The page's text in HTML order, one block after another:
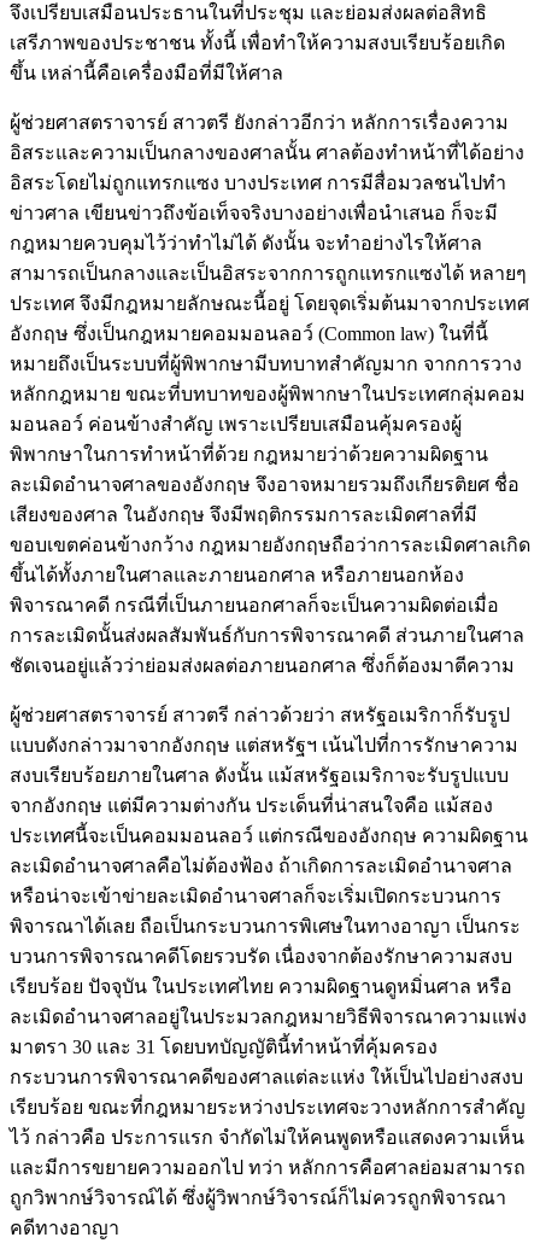
จึงเปรียบเสมือนประธานในที่ประชุม และย่อมส่งผลต่อสิทธิ
เสรีภาพของประชาชน ทั้งนี้ เพื่อทำให้ความสงบเรียบร้อยเกิด
ขึ้น เหล่านี้คือเครื่องมือที่มีให้ศาล
ผู้ช่วยศาสตราจารย์ สาวตรี ยังกล่าวอีกว่า หลักการเรื่องความ
อิสระและความเป็นกลางของศาลนั้น ศาลต้องทำหน้าที่ได้อย่าง
อิสระโดยไม่ถูกแทรกแซง บางประเทศ การมีสื่อมวลชนไปทำ
ข่าวศาล เขียนข่าวถึงข้อเท็จจริงบางอย่างเพื่อนำเสนอ ก็จะมี
กฎหมายควบคุมไว้ว่าทำไม่ได้ ดังนั้น จะทำอย่างไรให้ศาล
สามารถเป็นกลางและเป็นอิสระจากการถูกแทรกแซงได้ หลายๆ
ประเทศ จึงมีกฎหมายลักษณะนี้อยู่ โดยจุดเริ่มต้นมาจากประเทศ
อังกฤษ ซึ่งเป็นกฎหมายคอมมอนลอว์ (Common law) ในที่นี้
หมายถึงเป็นระบบที่ผู้พิพากษามีบทบาทสำคัญมาก จากการวาง
หลักกฎหมาย ขณะที่บทบาทของผู้พิพากษาในประเทศกลุ่มคอม
มอนลอว์ ค่อนข้างสำคัญ เพราะเปรียบเสมือนคุ้มครองผู้
พิพากษาในการทำหน้าที่ด้วย กฎหมายว่าด้วยความผิดฐาน
ละเมิดอำนาจศาลของอังกฤษ จึงอาจหมายรวมถึงเกียรติยศ ชื่อ
เสียงของศาล ในอังกฤษ จึงมีพฤติกรรมการละเมิดศาลที่มี
ขอบเขตค่อนข้างกว้าง กฎหมายอังกฤษถือว่าการละเมิดศาลเกิด
ขึ้นได้ทั้งภายในศาลและภายนอกศาล หรือภายนอกห้อง
พิจารณาคดี กรณีที่เป็นภายนอกศาลก็จะเป็นความผิดต่อเมื่อ
การละเมิดนั้นส่งผลสัมพันธ์กับการพิจารณาคดี ส่วนภายในศาล
ชัดเจนอยู่แล้วว่าย่อมส่งผลต่อภายนอกศาล ซึ่งก็ต้องมาตีความ
ผู้ช่วยศาสตราจารย์ สาวตรี กล่าวด้วยว่า สหรัฐอเมริกาก็รับรูป
แบบดังกล่าวมาจากอังกฤษ แต่สหรัฐฯ เน้นไปที่การรักษาความ
สงบเรียบร้อยภายในศาล ดังนั้น แม้สหรัฐอเมริกาจะรับรูปแบบ
จากอังกฤษ แต่มีความต่างกัน ประเด็นที่น่าสนใจคือ แม้สอง
ประเทศนี้จะเป็นคอมมอนลอว์ แต่กรณีของอังกฤษ ความผิดฐาน
ละเมิดอำนาจศาลคือไม่ต้องฟ้อง ถ้าเกิดการละเมิดอำนาจศาล
หรือน่าจะเข้าข่ายละเมิดอำนาจศาลก็จะเริ่มเปิดกระบวนการ
พิจารณาได้เลย ถือเป็นกระบวนการพิเศษในทางอาญา เป็นกระ
บวนการพิจารณาคดีโดยรวบรัด เนื่องจากต้องรักษาความสงบ
เรียบร้อย ปัจจุบัน ในประเทศไทย ความผิดฐานดูหมิ่นศาล หรือ
ละเมิดอำนาจศาลอยู่ในประมวลกฎหมายวิธีพิจารณาความแพ่ง
มาตรา 30 และ 31 โดยบทบัญญัตินี้ทำหน้าที่คุ้มครอง
กระบวนการพิจารณาคดีของศาลแต่ละแห่ง ให้เป็นไปอย่างสงบ
เรียบร้อย ขณะที่กฎหมายระหว่างประเทศจะวางหลักการสำคัญ
ไว้ กล่าวคือ ประการแรก จำกัดไม่ให้คนพูดหรือแสดงความเห็น
และมีการขยายความออกไป ทว่า หลักการคือศาลย่อมสามารถ
ถูกวิพากษ์วิจารณ์ได้ ซึ่งผู้วิพากษ์วิจารณ์ก็ไม่ควรถูกพิจารณา
คดีทางอาญา